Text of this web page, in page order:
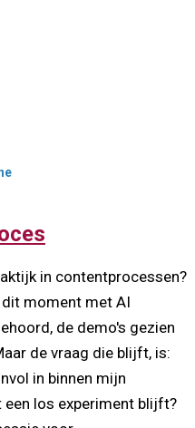
in contentprocessen?
moment met AI
de demo's gezien
de vraag die blijft, is:
in binnen mijn
los experiment blijft?